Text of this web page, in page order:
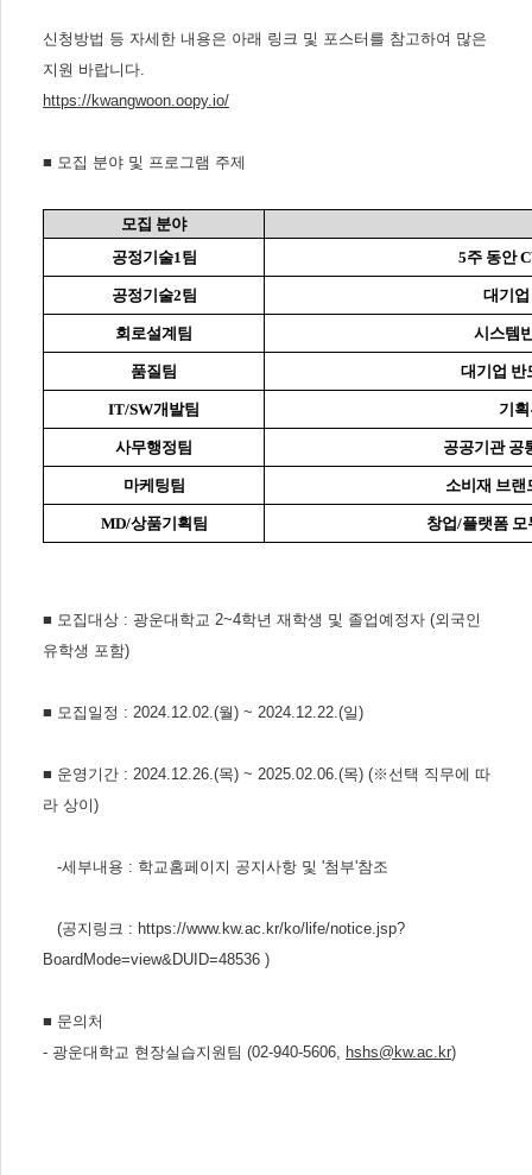
신청방법 등 자세한 내용은 아래 링크 및 포스터를 참고하여 많은
지원 바랍니다.
https://kwangwoon.oopy.io/
■ 모집 분야 및 프로그램 주제
모집 분야
공정기술1팀 5주 동안
공정기술2팀 대기
회로설계팀 시스템
품질팀 대기업 반
IT/SW개발팀 기
사무행정팀 공공기관 공
마케팅팀 소비재 브랜
MD/상품기획팀 창업/플랫폼 모
■ 모집대상 : 광운대학교 2~4학년 재학생 및 졸업예정자 (외국인
유학생 포함)
■ 모집일정 : 2024.12.02.(월) ~ 2024.12.22.(일)
■ 운영기간 : 2024.12.26.(목) ~ 2025.02.06.(목) (※ 선택 직무에 따
라 상이)
-세부내용 : 학교홈페이지 공지사항 및 '첨부'참조
(공지링크 : https://www.kw.ac.kr/ko/life/notice.jsp?
BoardMode=view&DUID=48536 )
■ 문의처
- 광운대학교 현장실습지원팀 (02-940-5606, hshs@kw.ac.kr)